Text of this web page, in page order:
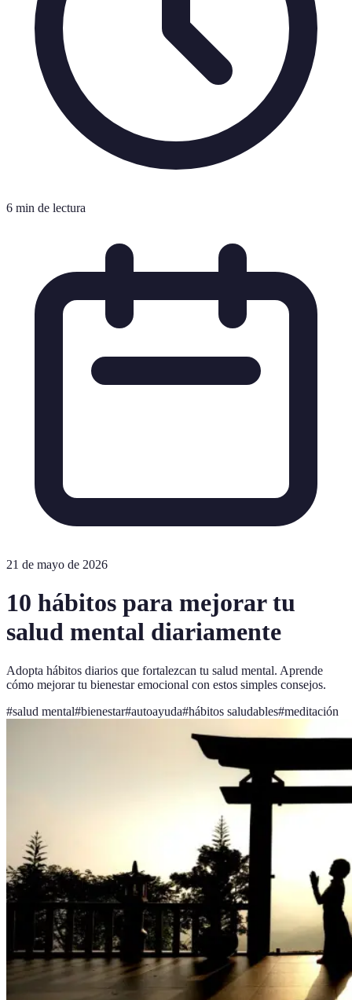
6 min de lectura
21 de mayo de 2026
10 hábitos para mejorar tu
salud mental diariamente
Adopta hábitos diarios que fortalezcan tu salud mental. Aprende
cómo mejorar tu bienestar emocional con estos simples consejos.
#salud mental#bienestar#autoayuda#hábitos saludables#meditación